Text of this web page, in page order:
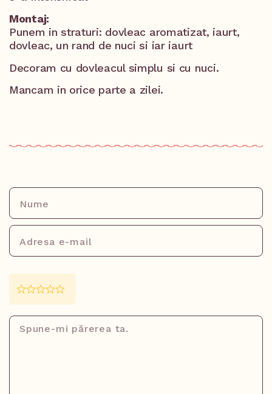
Montaj:
Punem in straturi: dovleac aromatizat, iaurt,
dovleac, un rand de nuci si iar iaurt
Decoram cu dovleacul simplu si cu nuci.
Mancam in orice parte a zilei.